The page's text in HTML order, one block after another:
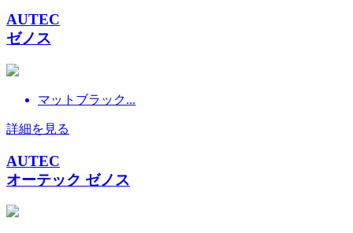
AUTEC
ゼノス
マットブラック...
詳細を見る
AUTEC
オーテック ゼノス